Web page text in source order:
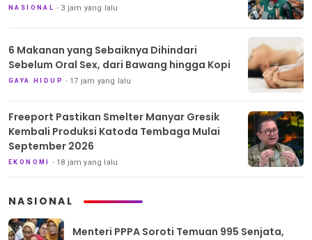
NASIONAL 3 jam yang lalu
6 Makanan yang Sebaiknya Dihindari
Sebelum Oral Sex, dari Bawang hingga Kopi
GAYA HIDUP 17 jam yang lalu
Freeport Pastikan Smelter Manyar Gresik
Kembali Produksi Katoda Tembaga Mulai
September 2026
EKONOMI 18 jam yang lalu
NASIONAL
Menteri PPPA Soroti Temuan 995 Senjata,